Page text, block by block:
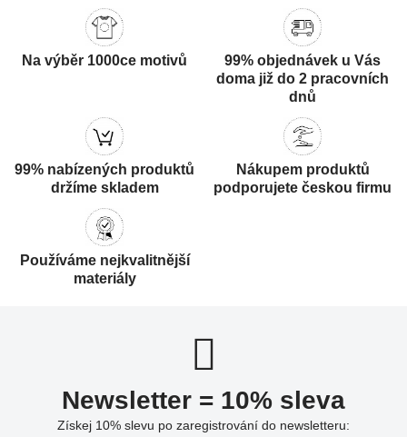
Na výběr 1000ce motivů
99% objednávek u Vás
doma již do 2 pracovních
dnů
99% nabízených produktů
držíme skladem
Nákupem produktů
podporujete českou firmu
Používáme nejkvalitnější
materiály
Newsletter = 10% sleva
Získej 10% slevu po zaregistrování do newsletteru: